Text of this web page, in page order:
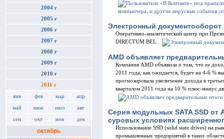
2004 г
2005 г
2006 г
2007 г
2008 г
2009 г
2010 г
2011 г
янв фев мар апр
май июн июл авг
сен окт ноя дек
октябрь
Электронный
Оперативно-аналитический центр при
DIRECTUM BEL.
AMD объявляет
Компания AMD объявила о том, что ее
2011 года, как ожидается, будет на 4-6 %
прогнозировала увеличение дохода в
кварталом 2011 года на 10 % плюс-минус
Серия модульных SATA SSD от
суровых условиях
Использование SSD (solid state drives) на
промышленных предприятий в таких